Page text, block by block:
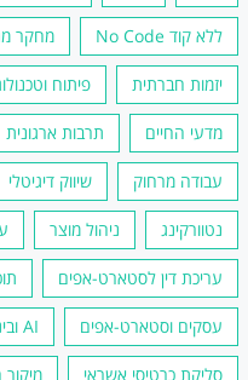
ללא קוד No Code מחקר
יזמות חברתית פיתוח
מדעי החיים תרבות ארגונית
עבודה מרחוק שיווק דיגיטלי
נטוורקינג ניהול מוצר
עריכת דין לסטארט-אפים
עסקים וסטארט-אפים AI ובינה מלאכותית
סליקת כרטיסי אשראי מיקור